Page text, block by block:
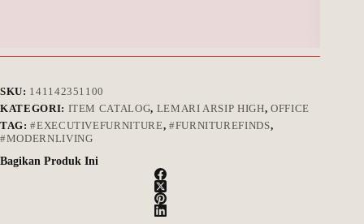
SKU: 141142351100
KATEGORI: ITEM CATALOG, LEMARI ARSIP HIGH, OFFICE
TAG:#EXECUTIVEFURNITURE, #FURNITUREFINDS,
#MODERNLIVING
Bagikan Produk Ini